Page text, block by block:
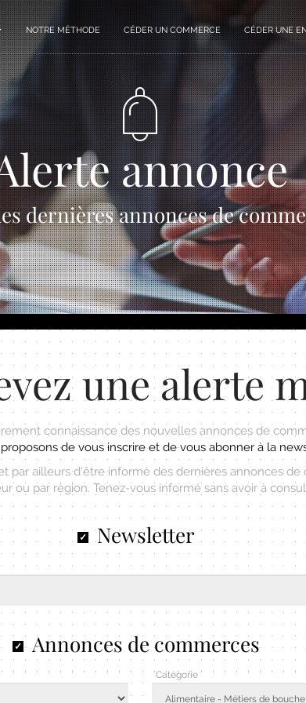
NOTRE MÉTHODE CÉDER UN COMMERCE CÉDER UNE
annonce
dernières annonces de
une alerte
connaissance des nouvelles annonces de
de vous inscrire et de vous abonner à la
par ailleurs d'être informé des dernières annonces de
ou par région. Tenez-vous informé sans avoir à
Newsletter
Annonces de commerces
Catégorie